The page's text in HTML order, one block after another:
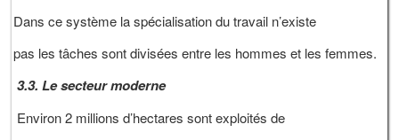
Dans ce système la spécialisation du travail n’existe
pas les tâches sont divisées entre les hommes et les femmes.
3.3. Le secteur moderne
Environ 2 millions d’hectares sont exploités de